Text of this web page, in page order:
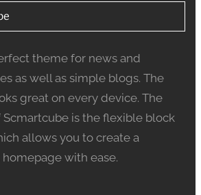
theme for news and
as well as simple blogs. The
great on every device. The
is the flexible block
allows you to create a
with ease.